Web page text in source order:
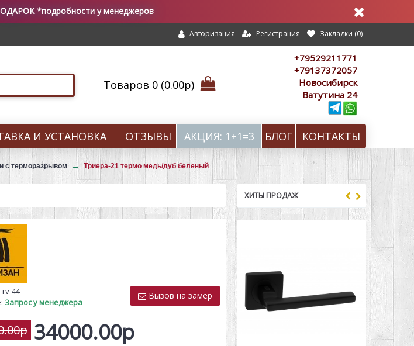
*подробности у менеджеров
Авторизация Регистрация Закладки (0)
Товаров 0 (0.00р)
+79529211771
+79137372057
Новосибирск
Ватутина 24
И УСТАНОВКА ОТЗЫВЫ АКЦИЯ: 1+1=3 БЛОГ КОНТАКТЫ
с терморазрывом Триера-21 термо медь/дуб беленый
ХИТЫ ПРОДАЖ
Вызов на замер
rv-44
Запрос у менеджера
34000.00р